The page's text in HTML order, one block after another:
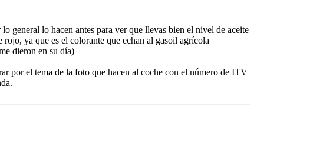
general lo hacen antes para ver que llevas bien el nivel de aceite
ya que es el colorante que echan al gasoil agrícola
dieron en su día)
por el tema de la foto que hacen al coche con el número de ITV